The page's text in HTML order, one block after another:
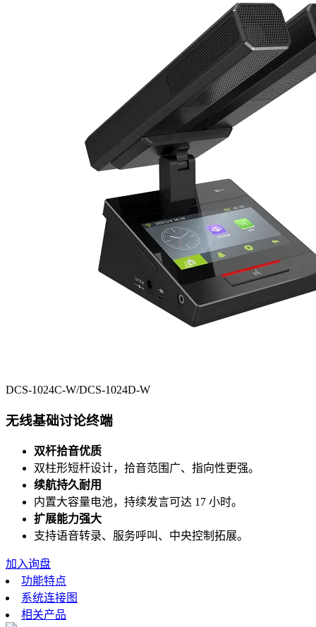
DCS-1024C-W/DCS-1024D-W
无线基础讨论终端
双杆拾音优质
双柱形短杆设计，拾音范围广、指向性更强。
续航持久耐用
内置大容量电池，持续发言可达 17 小时。
扩展能力强大
支持语音转录、服务呼叫、中央控制拓展。
加入询盘
功能特点
系统连接图
相关产品